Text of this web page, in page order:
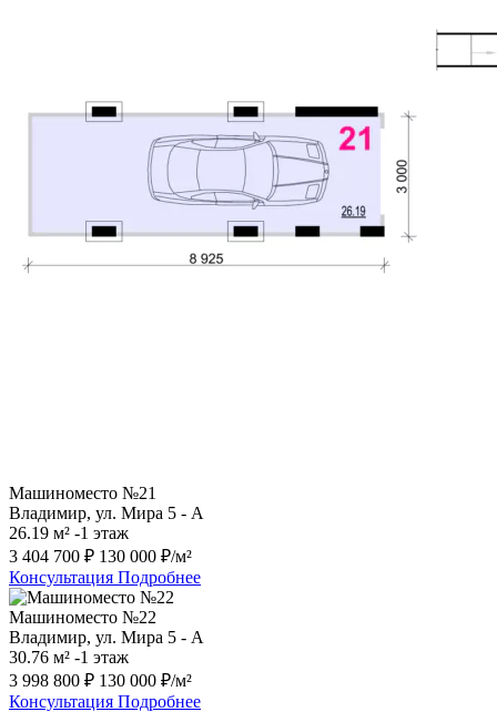
Машиноместо №21
Владимир, ул. Мира 5 - А
26.19 м² -1 этаж
3 404 700 ₽ 130 000 ₽/м²
Консультация Подробнее
Машиноместо №22
Владимир, ул. Мира 5 - А
30.76 м² -1 этаж
3 998 800 ₽ 130 000 ₽/м²
Консультация Подробнее